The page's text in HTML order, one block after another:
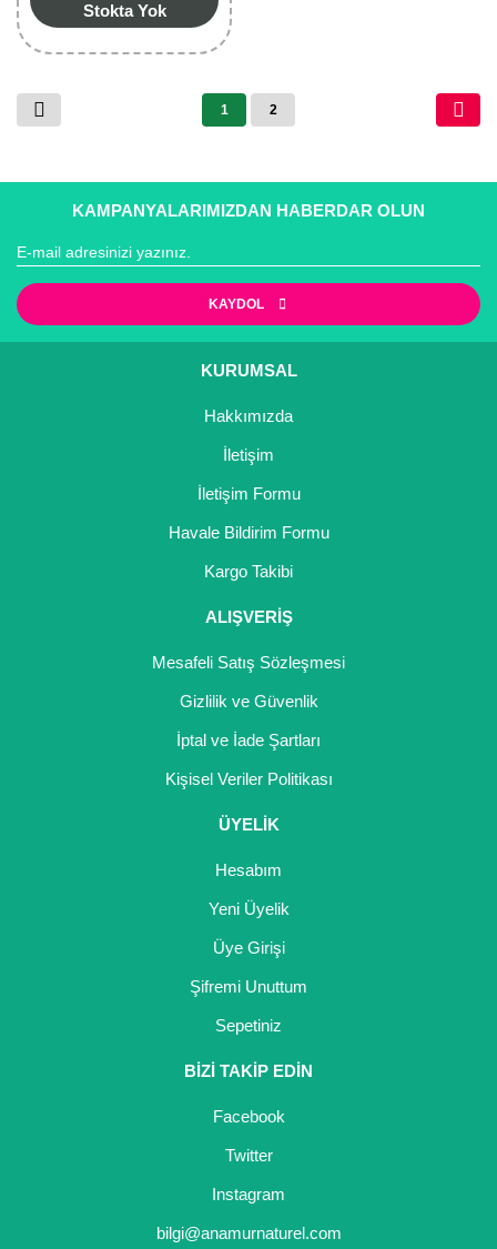
Stokta Yok
1 2
KAMPANYALARIMIZDAN HABERDAR OLUN
KAYDOL
KURUMSAL
Hakkımızda
İletişim
İletişim Formu
Havale Bildirim Formu
Kargo Takibi
ALIŞVERİŞ
Mesafeli Satış Sözleşmesi
Gizlilik ve Güvenlik
İptal ve İade Şartları
Kişisel Veriler Politikası
ÜYELİK
Hesabım
Yeni Üyelik
Üye Girişi
Şifremi Unuttum
Sepetiniz
BİZİ TAKİP EDİN
Facebook
Twitter
Instagram
bilgi@anamurnaturel.com